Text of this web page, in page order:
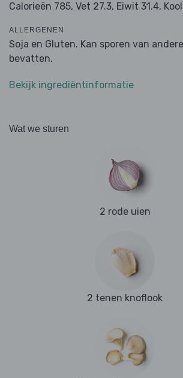
Calorieën 785, Vet 27.3, Eiwit 31.4,
ALLERGENEN
Soja en Gluten. Kan sporen van
bevatten.
Bekijk ingrediëntinformatie
Wat we sturen
2 rode uien
2 tenen knoflook